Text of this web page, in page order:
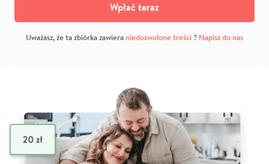
Wpłać teraz
Uważasz, że ta zbiórka zawiera niedozwolone treści? Napisz do nas